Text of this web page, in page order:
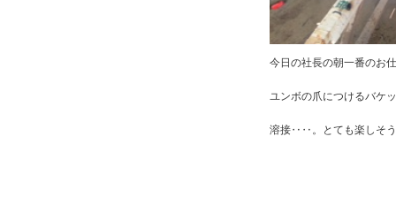
今日の社長の朝一番のお
ユンボの爪につけるバケ
溶接‥‥。とても楽しそ